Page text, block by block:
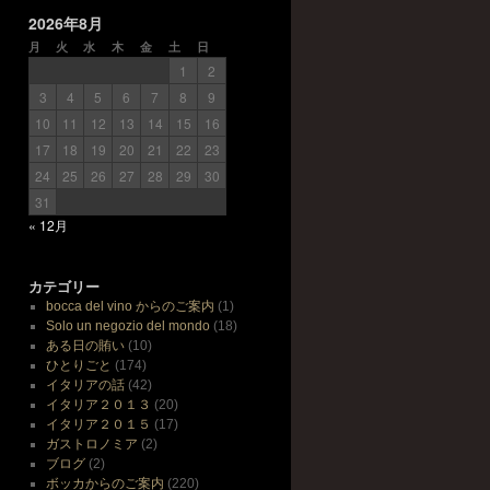
2026年8月
月 火 水 木 金 土 日
« 12月
1
2
3
4 5 6 7 8
9
10
11 12 13 14 15
16
17
18 19 20 21 22
23
24
25 26 27 28 29
30
31
カテゴリー
bocca del vino からのご案内 (1)
Solo un negozio del mondo(18)
ある日の賄い(10)
ひとりごと (174)
イタリアの話(42)
イタリア２０１３ (20)
イタリア２０１５ (17)
ガストロノミア (2)
ブログ(2)
ボッカからのご案内 (220)